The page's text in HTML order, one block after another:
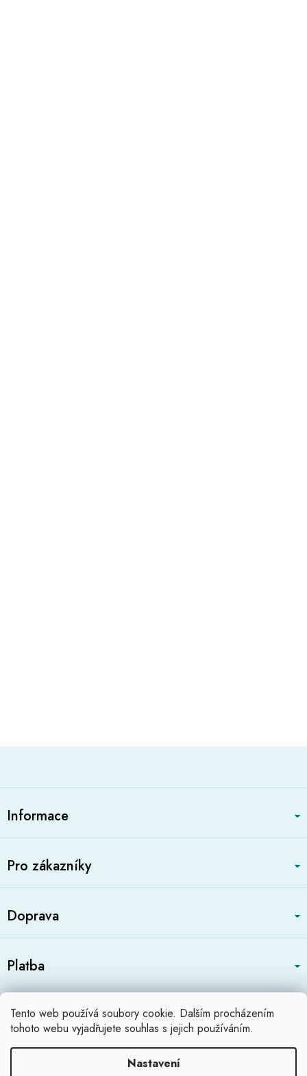
Tento web používá soubory cookie. Dalším procházením
tohoto webu vyjadřujete souhlas s jejich používáním.
Nastavení
Z
a
Informace
Pro zákazníky
Doprava
Platba
Zboží.cz Heureka.cz
Profikatalog.cz
Shoops.cz
Vytvořil Shoptet